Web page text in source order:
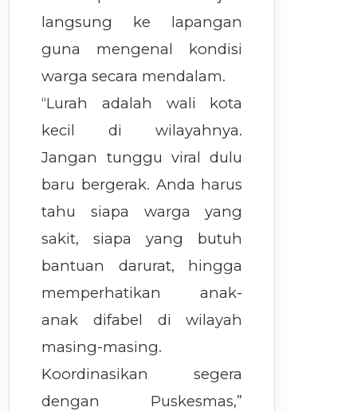
langsung ke lapangan
guna mengenal kondisi
warga secara mendalam.
“Lurah adalah wali kota
kecil di wilayahnya.
Jangan tunggu viral dulu
baru bergerak. Anda harus
tahu siapa warga yang
sakit, siapa yang butuh
bantuan darurat, hingga
memperhatikan anak-
anak difabel di wilayah
masing-masing.
Koordinasikan segera
dengan Puskesmas,”